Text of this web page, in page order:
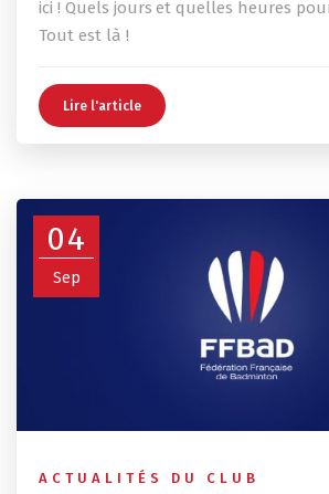
ici ! Quels jours et quelles heures
Tout est là !
Lire l'article
04
Sep
ACTUALITÉS DU CLUB